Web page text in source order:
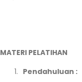
MATERI PELATIHAN
Pendahuluan :